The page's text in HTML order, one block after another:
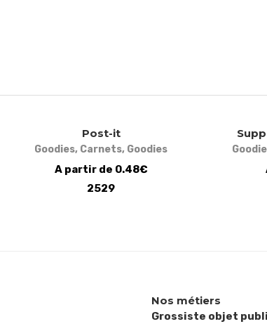
Post-it
Goodies, Carnets, Goodies
A partir de 0.48€
2529
Nos métiers
Grossiste objet